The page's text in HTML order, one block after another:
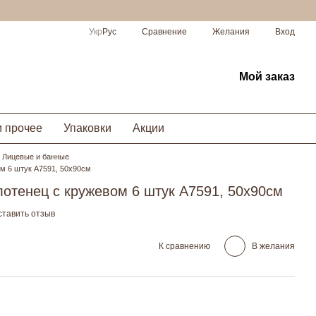
Укр Рус Сравнение Желания Вход
Мой заказ
прочее Упаковки Акции
Лицевые и банные
6 штук А7591, 50х90см
с кружевом 6 штук А7591, 50х90см
отзыв
К сравнению В желания